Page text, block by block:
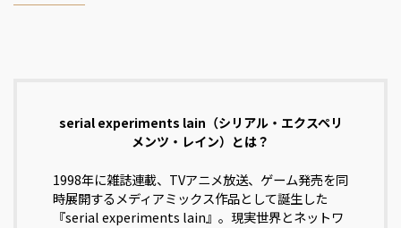
serial experiments lain（シリアル・エクスペリ
メンツ・レイン）とは？
1998年に雑誌連載、TVアニメ放送、ゲーム発売を同
時展開するメディアミックス作品として誕生した
『serial experiments lain』。現実世界とネットワ